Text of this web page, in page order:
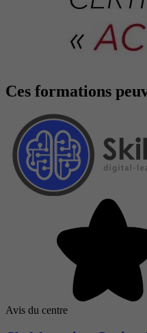
Ces formations
Avis du centre